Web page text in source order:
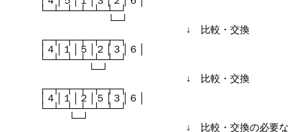
└─┴─┴─┴─┴─┴─┘
└─┘
↓　比較・交換
┌─┬─┬─┬─┬─┬─┐
│４│１│５│２│３│６│
└─┴─┴─┴─┴─┴─┘
└─┘
↓　比較・交換
┌─┬─┬─┬─┬─┬─┐
│４│１│２│５│３│６│
└─┴─┴─┴─┴─┴─┘
└─┘
↓　比較・交換の必要な